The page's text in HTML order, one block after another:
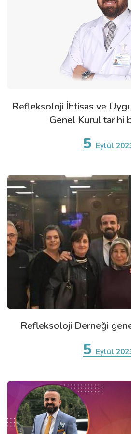
Refleksoloji İhtisas ve
Genel Kurul tarihi
5 Eylül
Refleksoloji Derneği
5 Eylül